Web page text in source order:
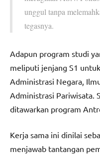
unggul tanpa
tegasnya.
Adapun program studi
meliputi jenjang S1
Administrasi Negara,
Administrasi Pariwisata.
ditawarkan program
Kerja sama ini dinilai
menjawab tantangan